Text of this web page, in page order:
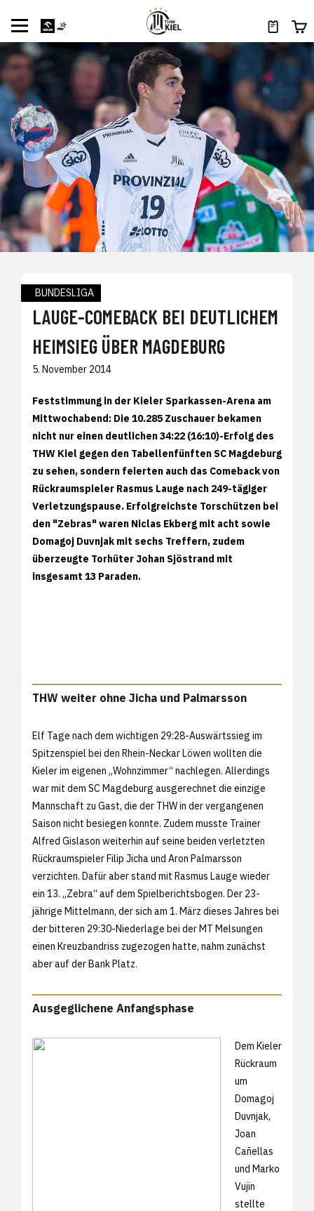
BUNDESLIGA
LAUGE-COMEBACK BEI DEUTLICHEM
HEIMSIEG ÜBER MAGDEBURG
5. November 2014
Feststimmung in der Kieler Sparkassen-Arena am
Mittwochabend: Die 10.285 Zuschauer bekamen
nicht nur einen deutlichen 34:22 (16:10)-Erfolg des
THW Kiel gegen den Tabellenfünften SC Magdeburg
zu sehen, sondern feierten auch das Comeback von
Rückraumspieler Rasmus Lauge nach 249-tägiger
Verletzungspause. Erfolgreichste Torschützen bei
den "Zebras" waren Niclas Ekberg mit acht sowie
Domagoj Duvnjak mit sechs Treffern, zudem
überzeugte Torhüter Johan Sjöstrand mit
insgesamt 13 Paraden.
THW weiter ohne Jicha und Palmarsson
Elf Tage nach dem wichtigen 29:28-Auswärtssieg im
Spitzenspiel bei den Rhein-Neckar Löwen wollten die
Kieler im eigenen „Wohnzimmer“ nachlegen. Allerdings
war mit dem SC Magdeburg ausgerechnet die einzige
Mannschaft zu Gast, die der THW in der vergangenen
Saison nicht besiegen konnte. Zudem musste Trainer
Alfred Gislason weiterhin auf seine beiden verletzten
Rückraumspieler Filip Jicha und Aron Palmarsson
verzichten. Dafür aber stand mit Rasmus Lauge wieder
ein 13. „Zebra“ auf dem Spielberichtsbogen. Der 23-
jährige Mittelmann, der sich am 1. März dieses Jahres bei
der bitteren 29:30-Niederlage bei der MT Melsungen
einen Kreuzbandriss zugezogen hatte, nahm zunächst
aber auf der Bank Platz.
Ausgeglichene Anfangsphase
Dem Kieler
Rückraum
um
Domagoj
Duvnjak,
Joan
Cañellas
und Marko
Vujin
stellte